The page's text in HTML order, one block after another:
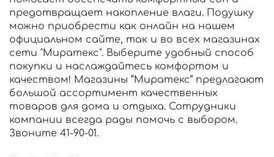
предотвращает накопление влаги. Подушку
можно приобрести как онлайн на нашем
официальном сайте, так и во всех магазинах
сети "Миратекс". Выберите удобный способ
покупки и наслаждайтесь комфортом и
качеством! Магазины “Миратекс” предлагают
большой ассортимент качественных
товаров для дома и отдыха. Сотрудники
компании всегда рады помочь с выбором.
Звоните 41-90-01.